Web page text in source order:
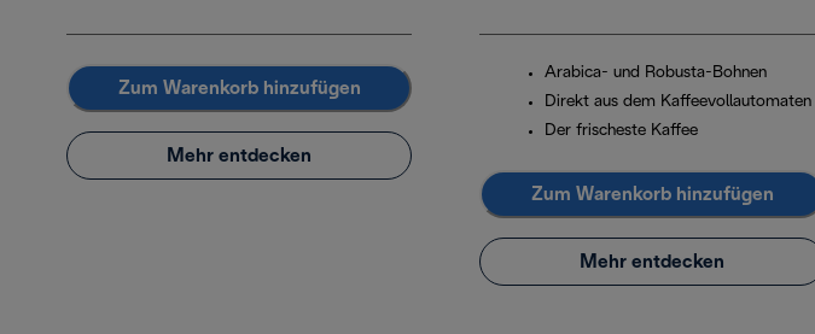
Zum Warenkorb hinzufügen
Mehr entdecken
Arabica- und Robusta-Bohnen
Direkt aus dem Kaffeevollautomaten
Der frischeste Kaffee
Zum Warenkorb hinzufügen
Mehr entdecken